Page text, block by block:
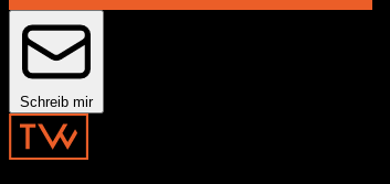
Schreib mir